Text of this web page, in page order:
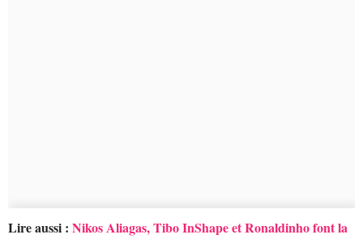
Lire aussi : Nikos Aliagas, Tibo InShape et Ronaldinho font la